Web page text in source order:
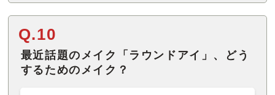
Q.10
最近話題のメイク「ラウンドアイ」、どう
するためのメイク？